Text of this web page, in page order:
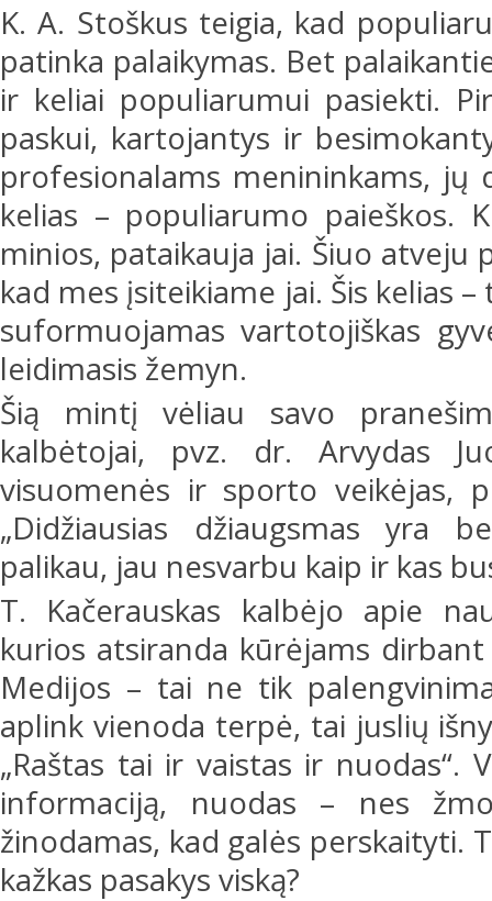
K. A. Stoškus teigia, kad
patinka palaikymas. Bet
ir keliai populiarumui pasiekti.
paskui, kartojantys ir
profesionalams menininkams, jų
kelias – populiarumo paieškos.
minios, pataikauja jai. Šiuo
kad mes įsiteikiame jai. Šis kelias
suformuojamas vartotojiškas
leidimasis žemyn.
Šią mintį vėliau savo
kalbėtojai, pvz. dr. Arvydas
visuomenės ir sporto veikėjas,
„Didžiausias džiaugsmas yra
palikau, jau nesvarbu kaip ir kas
T. Kačerauskas kalbėjo apie
kurios atsiranda kūrėjams
Medijos – tai ne tik
aplink vienoda terpė, tai juslių
„Raštas tai ir vaistas ir nuodas“.
informaciją, nuodas – nes
žinodamas, kad galės perskaityti.
kažkas pasakys viską?